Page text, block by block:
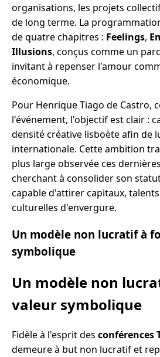
organisations, les projets
de long terme. La
de quatre chapitres : Feelings,
Illusions, conçus comme un
invitant à repenser l'amour
économique.
Pour Henrique Tiago de Castro,
l'événement, l'objectif est clair :
densité créative lisboète afin de
internationale. Cette ambition
plus large observée ces
cherchant à consolider son
capable d'attirer capitaux,
culturelles d'envergure.
Un modèle non lucratif à
symbolique
Un modèle non
valeur symbolique
Fidèle à l'esprit des conférences
demeure à but non lucratif et